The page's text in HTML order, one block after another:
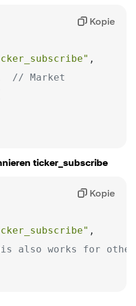
// Market
Kopie
ticker_subscribe
also works for
Kopie